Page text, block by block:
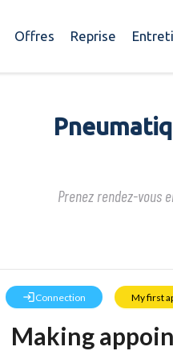
Offres Reprise
Prenez rendez-vous